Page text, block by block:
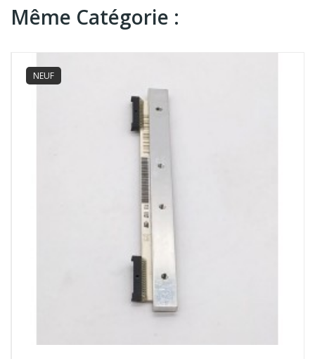
Même Catégorie :
NEUF